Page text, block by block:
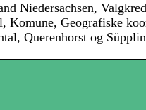
Niedersachsen,
Komune, Geografiske
Querenhorst og